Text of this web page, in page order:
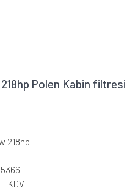
218hp Polen Kabin filtresi
218hp
KDV